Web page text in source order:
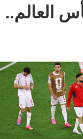
العالم..